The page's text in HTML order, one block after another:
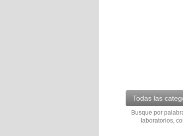
Todas las
Busque por
laboratorios,